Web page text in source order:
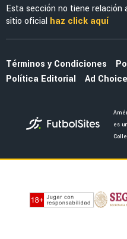
Esta sección no tiene relación
sitio oficial haz click aquí
Términos y Condiciones
Política Editorial
Ad
es